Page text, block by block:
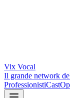
Vix Vocal
Il grande network
ProfessionistiCast